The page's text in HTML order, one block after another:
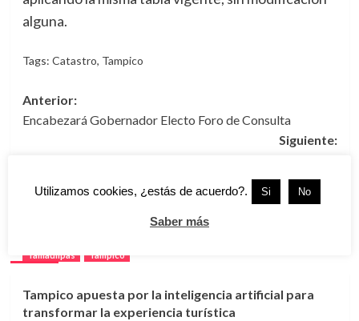
alguna.
Tags: Catastro, Tampico
Navegación
de
Anterior:
Encabezará Gobernador Electo Foro de Consulta
Siguiente:
y Chikungunya
Tamaulipas Tampico
Tampico apuesta por la inteligencia artificial para
transformar la experiencia turística
Utilizamos cookies, ¿estás de acuerdo?. Si No
Saber más